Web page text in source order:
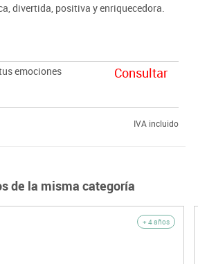
divertida, positiva y enriquecedora.
emociones
Consultar
IVA incluido
de la misma categoría
+ 4 años